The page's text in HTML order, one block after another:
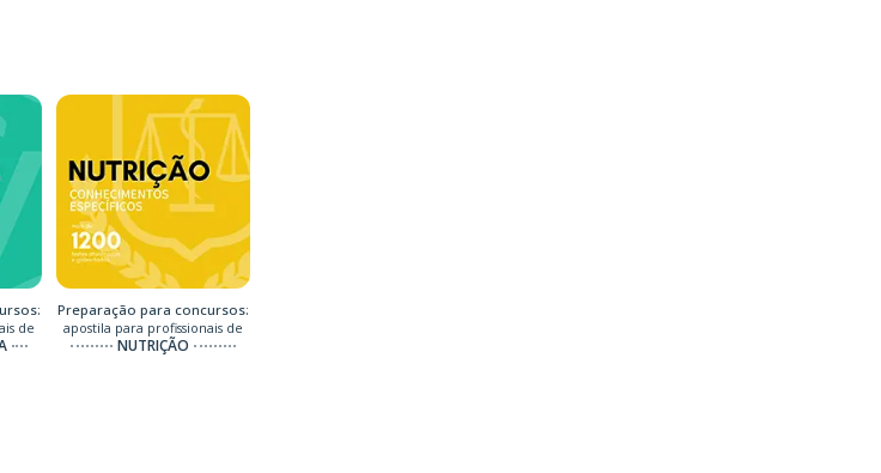
de
Preparação para concursos:
apostila para profissionais de
NUTRIÇÃO